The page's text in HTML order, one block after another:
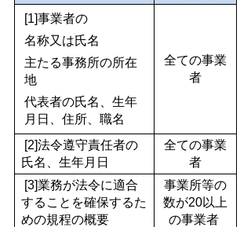
[1]事業者の
名称又は氏名
主たる事務所の所在
地
代表者の氏名、生年
月日、住所、職名
全ての事業
者
[2]法令遵守責任者の
氏名、生年月日
全ての事業
者
[3]業務が法令に適合
することを確保するた
めの規程の概要
事業所等の
数が20以上
の事業者